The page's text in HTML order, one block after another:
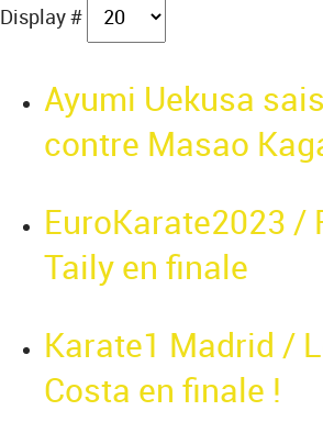
Display #
Ayumi Uekusa
contre Masao
EuroKarate2023 /
Taily en finale
Karate1 Madrid /
Costa en finale !